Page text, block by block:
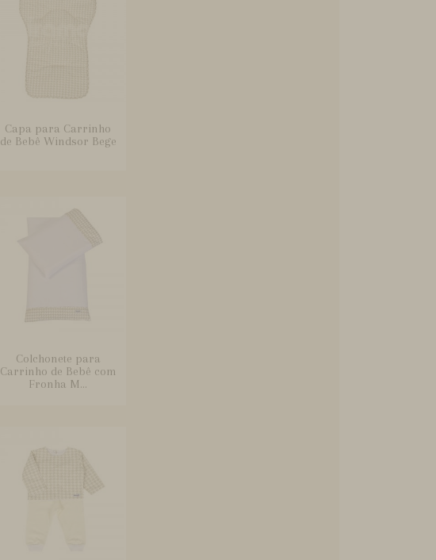
Capa para Carrinho
de Bebê Windsor Bege
Colchonete para
Carrinho de Bebê com
Fronha M...